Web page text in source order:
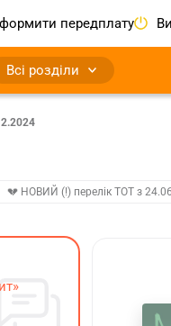
передплату
Всі розділи
💔 НОВИЙ (!) перелік ТОТ з